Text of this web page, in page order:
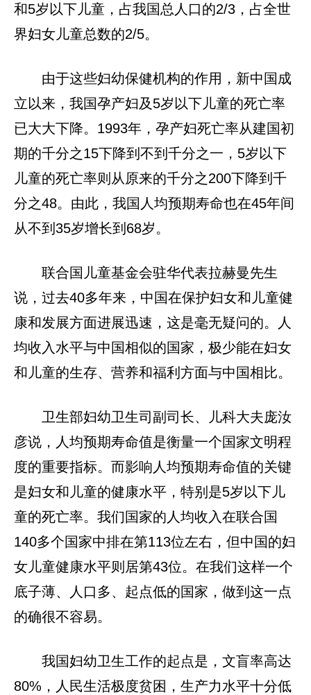
和5岁以下儿童，占我国总人口的2/3，占全世
界妇女儿童总数的2/5。
由于这些妇幼保健机构的作用，新中国成
立以来，我国孕产妇及5岁以下儿童的死亡率
已大大下降。1993年，孕产妇死亡率从建国初
期的千分之15下降到不到千分之一，5岁以下
儿童的死亡率则从原来的千分之200下降到千
分之48。由此，我国人均预期寿命也在45年间
从不到35岁增长到68岁。
联合国儿童基金会驻华代表拉赫曼先生
说，过去40多年来，中国在保护妇女和儿童健
康和发展方面进展迅速，这是毫无疑问的。人
均收入水平与中国相似的国家，极少能在妇女
和儿童的生存、营养和福利方面与中国相比。
卫生部妇幼卫生司副司长、儿科大夫庞汝
彦说，人均预期寿命值是衡量一个国家文明程
度的重要指标。而影响人均预期寿命值的关键
是妇女和儿童的健康水平，特别是5岁以下儿
童的死亡率。我们国家的人均收入在联合国
140多个国家中排在第113位左右，但中国的妇
女儿童健康水平则居第43位。在我们这样一个
底子薄、人口多、起点低的国家，做到这一点
的确很不容易。
我国妇幼卫生工作的起点是，文盲率高达
80%，人民生活极度贫困，生产力水平十分低